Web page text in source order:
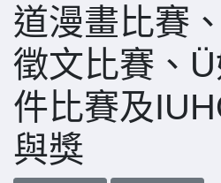
道漫畫比賽
徵文比賽、
件比賽及
與獎